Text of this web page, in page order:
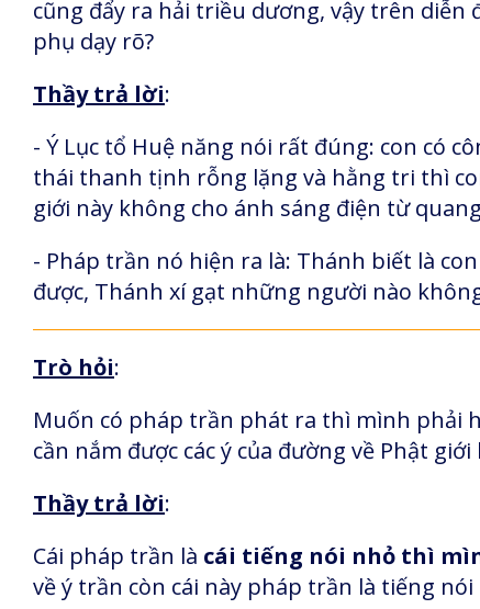
cũng đẩy ra hải triều dương, vậy trên
phụ dạy rõ?
Thầy trả lời:
- Ý Lục tổ Huệ năng nói rất đúng: con có
thái thanh tịnh rỗng lặng và hằng tri thì
giới này không cho ánh sáng điện từ
- Pháp trần nó hiện ra là: Thánh biết là
được, Thánh xí gạt những người nào
Trò hỏi:
Muốn có pháp trần phát ra thì mình phải
cần nắm được các ý của đường về Phật
Thầy trả lời:
Cái pháp trần là cái tiếng nói nhỏ thì
về ý trần còn cái này pháp trần là tiếng